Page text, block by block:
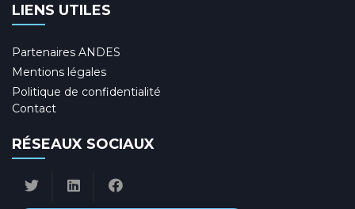
LIENS UTILES
Partenaires ANDES
Mentions légales
Politique de confidentialité
Contact
RÉSEAUX SOCIAUX